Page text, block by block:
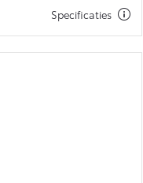
Specificaties